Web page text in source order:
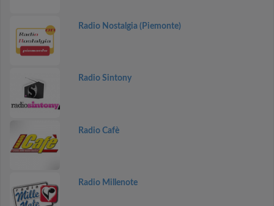
Radio Nostalgia (Piemonte)
Radio Sintony
Radio Cafè
Radio Millenote